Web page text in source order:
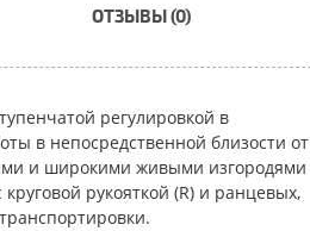
ОТЗЫВЫ (0)
регулировкой в
в непосредственной близости от
и широкими живыми изгородями
рукояткой (R) и ранцевых,